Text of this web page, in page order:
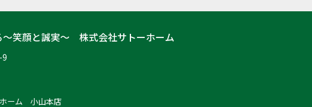
～笑顔と誠実～ 株式会社サトーホーム
9
ーム 小山本店